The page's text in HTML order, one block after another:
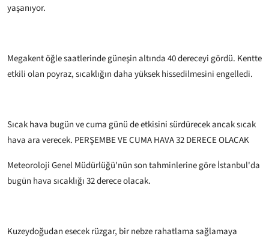
yaşanıyor.
Megakent öğle saatlerinde güneşin altında 40 dereceyi gördü. Kentte
etkili olan poyraz, sıcaklığın daha yüksek hissedilmesini engelledi.
Sıcak hava bugün ve cuma günü de etkisini sürdürecek ancak sıcak
hava ara verecek. PERŞEMBE VE CUMA HAVA 32 DERECE OLACAK
Meteoroloji Genel Müdürlüğü'nün son tahminlerine göre İstanbul'da
bugün hava sıcaklığı 32 derece olacak.
Kuzeydoğudan esecek rüzgar, bir nebze rahatlama sağlamaya